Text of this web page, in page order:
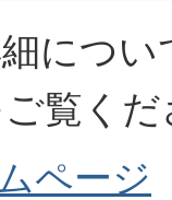
につい
覧くだ
ページ